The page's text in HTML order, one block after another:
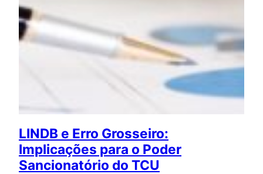
LINDB e Erro Grosseiro:
Implicações para o Poder
Sancionatório do TCU